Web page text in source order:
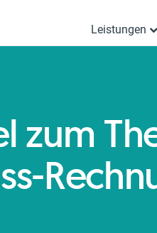
Leistungen
zum